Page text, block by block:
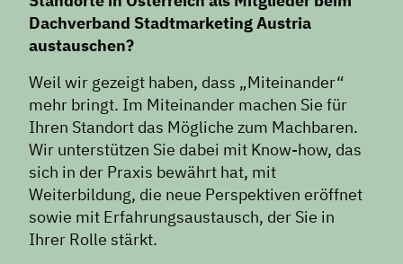
Dachverband Stadtmarketing Austria
austauschen?
Weil wir gezeigt haben, dass „Miteinander“
mehr bringt. Im Miteinander machen Sie für
Ihren Standort das Mögliche zum Machbaren.
Wir unterstützen Sie dabei mit Know-how, das
sich in der Praxis bewährt hat, mit
Weiterbildung, die neue Perspektiven eröffnet
sowie mit Erfahrungsaustausch, der Sie in
Ihrer Rolle stärkt.